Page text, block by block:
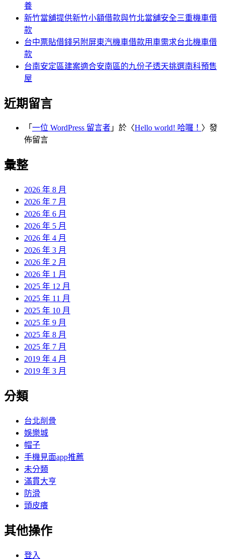
養
新竹當舖提供新竹小額借款與竹北當舖安全三重機車借
款
台中票貼借錢另附屏東汽機車借款用車需求台北機車借
款
台南安定區建案適合安南區的九份子透天挑選南科預售
屋
近期留言
「 一位 WordPress 留言者 」於〈Hello world! 哈囉！ 〉發
佈留言
彙整
2026 年 8 月
2026 年 7 月
2026 年 6 月
2026 年 5 月
2026 年 4 月
2026 年 3 月
2026 年 2 月
2026 年 1 月
2025 年 12 月
2025 年 11 月
2025 年 10 月
2025 年 9 月
2025 年 8 月
2025 年 7 月
2019 年 4 月
2019 年 3 月
分類
台北削骨
娛樂城
帽子
手機見面app推薦
未分類
滿貫大亨
防滑
頭皮癢
其他操作
登入